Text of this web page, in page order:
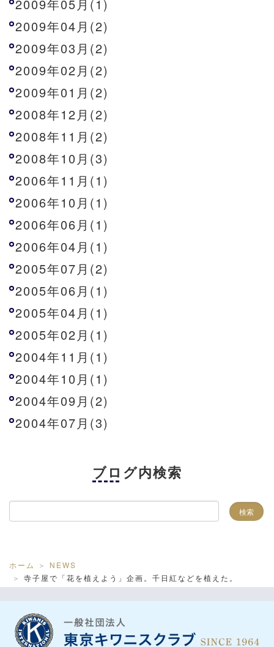
2009年05月(1)
2009年04月(2)
2009年03月(2)
2009年02月(2)
2009年01月(2)
2008年12月(2)
2008年11月(2)
2008年10月(3)
2006年11月(1)
2006年10月(1)
2006年06月(1)
2006年04月(1)
2005年07月(2)
2005年06月(1)
2005年04月(1)
2005年02月(1)
2004年11月(1)
2004年10月(1)
2004年09月(2)
2004年07月(3)
ブログ内検索
ホーム
NEWS
寺子屋で「花を植えよう」企画。千日紅などを植えた。